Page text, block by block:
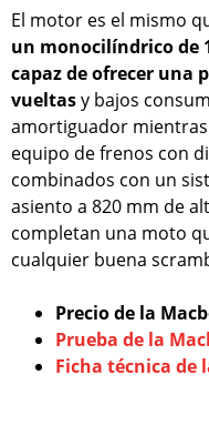
El motor es el mismo
un monocilíndrico de
capaz de ofrecer una
vueltasy bajos
amortiguador
equipo de frenos con
combinados con un
asiento a 820 mm de
completan una moto
cualquier buena
Precio de la
Prueba de la
Ficha técnica de